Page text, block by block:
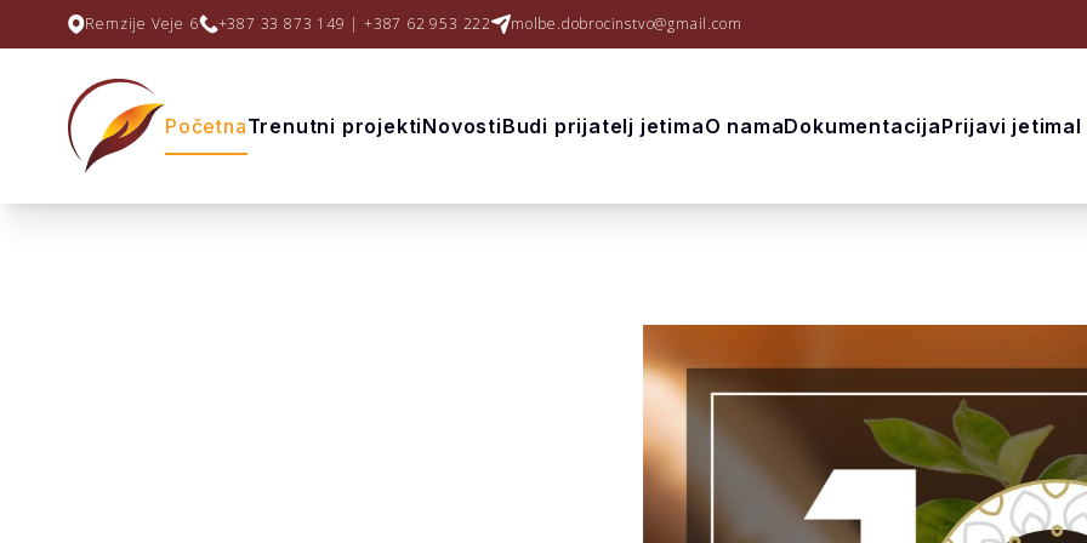
Remzije Veje 6 +387 33 873 149 | +387 62 953 222 molbe.dobrocinstvo@gmail.com
PočetnaTrenutni projektiNovostiBudi prijatelj jetimaO namaDokumentacijaPrijavi jetima